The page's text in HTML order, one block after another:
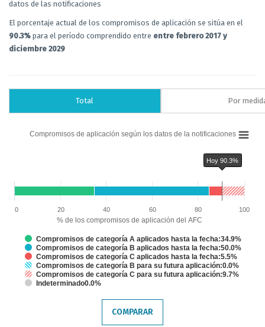
datos de las notificaciones
El porcentaje actual de los compromisos de aplicación se sitúa en el
90.3% para el período comprendido entre entre febrero 2017 y
diciembre 2029
Total Por
Compromisos de aplicación según los datos de la notificaciones
The chart has 1 Y axis displaying % de los compromisos de aplicación del
% de los compromisos de aplicación del AFC
Compromisos de aplicación según los datos de la notificaciones
Hoy 90.3%
Compromisos de categoría A aplicados hasta la fecha:34.9%
Compromisos de categoría B aplicados hasta la fecha:50.0%
Compromisos de categoría C aplicados hasta la fecha:5.5%
Compromisos de categoría B para su futura aplicación:0.0%
Compromisos de categoría C para su futura aplicación:9.7%
Indeterminado0.0%
0 20 40 60 80 100
COMPARAR